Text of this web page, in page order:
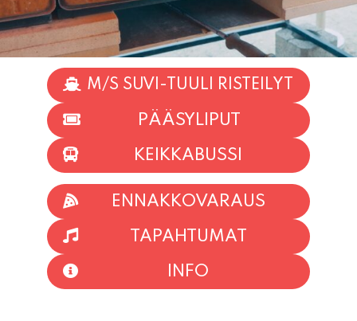
M/S SUVI-TUULI RISTEILYT
PÄÄSYLIPUT
KEIKKABUSSI
TAPAHTUMAT
INFO
HIIO HOI!